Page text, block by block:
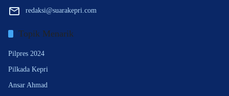
redaksi@suarakepri.com
Topik Menarik
Pilpres 2024
Pilkada Kepri
Ansar Ahmad